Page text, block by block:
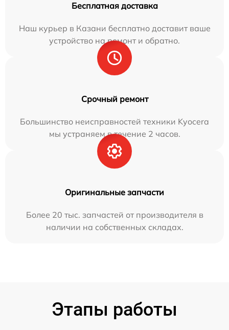
Бесплатная доставка
Наш курьер в Казани бесплатно доставит ваше
устройство на ремонт и обратно.
Срочный ремонт
Большинство неисправностей техники Kyocera
мы устраняем в течение 2 часов.
Оригинальные запчасти
Более 20 тыс. запчастей от производителя в
наличии на собственных складах.
Этапы работы